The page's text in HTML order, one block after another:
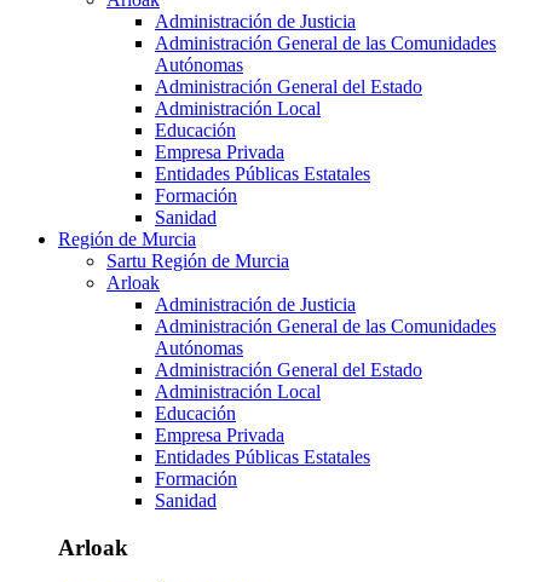
Administración de Justicia
Administración General de las Comunidades
Autónomas
Administración General del Estado
Administración Local
Educación
Empresa Privada
Entidades Públicas Estatales
Formación
Sanidad
Región de Murcia
Sartu Región de Murcia
Arloak
Administración de Justicia
Administración General de las Comunidades
Autónomas
Administración General del Estado
Administración Local
Educación
Empresa Privada
Entidades Públicas Estatales
Formación
Sanidad
Arloak